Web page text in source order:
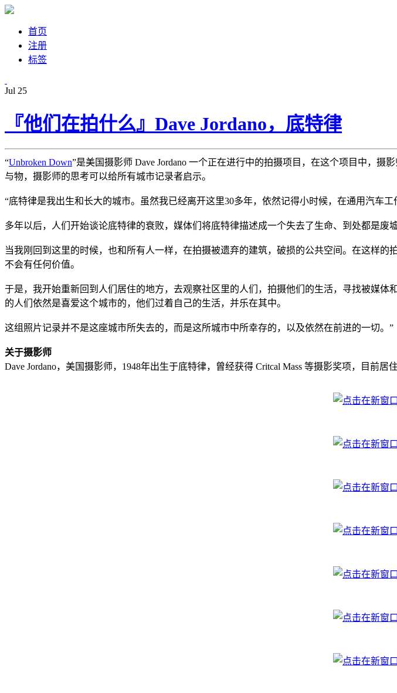
首页
注册
标签
Jul 25
『他们在拍什么』Dave Jordano，底特律
“Unbroken Down”是美国摄影师 Dave Jordano 一个正在进行中的拍摄项目，在这个项目中，
与物，摄影师的思考可以给所有城市记录者启示。
“底特律是我出生和长大的城市。虽然我已经离开这里30多年，依然记得小时候，在通用汽车
多年以后，人们开始谈论底特律的衰败，媒体们将底特律描述成一个失去了生命、到处都是废
当我刚回到这里的时候，也和所有人一样，在拍摄被遗弃的建筑，破损的公共空间。在这样
不会有任何价值。
于是，我开始重新回到人们居住的地方，去观察社区里的人们，拍摄他们的生活，寻找被
的人们依然是喜爱这个城市的，他们过着自己的生活，并乐在其中。
这组照片记录并不是这座城市所失去的，而是这所城市中所幸存的，以及依然在前进的一切。”
关于摄影师
Dave Jordano，美国摄影师，1948年出生于底特律，曾经获得 Critcal Mass 等摄影奖项，目前居